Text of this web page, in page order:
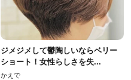
ジメジメして鬱陶しいならベリー
ショート！女性らしさを失...
かえで